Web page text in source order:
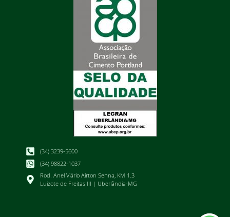
(34) 3239-5600
(34) 98822-1037
Rod. Anel Viário Airton Senna, KM 1.3
Luizote de Freitas III | Uberlândia-MG